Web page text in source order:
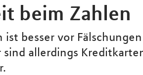
beim Zahlen
besser vor
sind allerdings